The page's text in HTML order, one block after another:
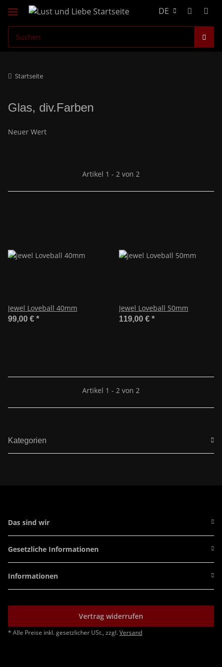
DE
Startseite
Glas, div.Farben
Neuer Wert
Artikel 1 - 2 von 2
Jewel Loveball 40mm
99,00 € *
Jewel Loveball 50mm
119,00 € *
Artikel 1 - 2 von 2
Kategorien
Das sind wir
Gesetzliche Informationen
Informationen
Vertrag widerrufen
* Alle Preise inkl. gesetzlicher USt., zzgl.Versand